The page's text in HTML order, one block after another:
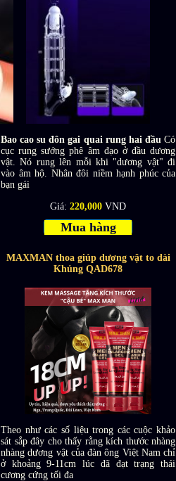
Bao cao su đôn gai quai rung hai đầuCó
cục rung sướng phê âm đạo ở đầu dương
vật. Nó rung lên mỗi khi "dương vật" đi
vào âm hộ. Nhân đôi niềm hạnh phúc của
bạn gái
Giá: 220,000 VND
Mua hàng
MAXMAN thoa giúp dương vật to dài
Khủng QAD678
Theo như các số liệu trong các cuộc khảo
sát sắp đây cho thấy rằng kích thước nhàng
nhàng dương vật của đàn ông Việt Nam chỉ
ở khoảng 9-11cm lúc đã đạt trạng thái
cương cứng tối đa